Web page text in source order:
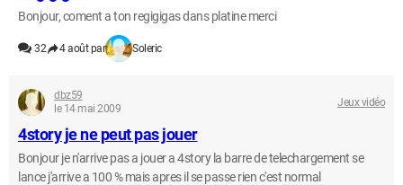
Bonjour, coment a ton regigigas dans platine merci
32 4 août par Soleric
dbz59
le 14 mai 2009
Jeux vidéo
4story je ne peut pas jouer
Bonjour je n'arrive pas a jouer a 4story la barre de telechargement se
lance j'arrive a 100 % mais apres il se passe rien c'est normal